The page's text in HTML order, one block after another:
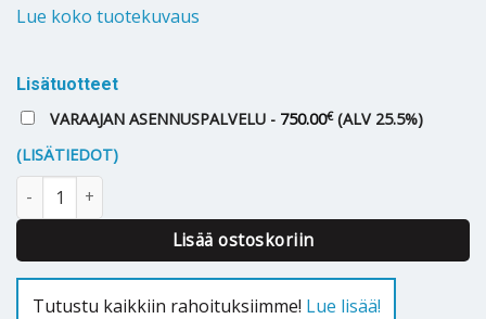
Lue koko tuotekuvaus
Lisätuotteet
VARAAJAN ASENNUSPALVELU - 750.00€ (ALV 25.5%)
(LISÄTIEDOT)
Lämminvesivaraaja Jäspi VLS 100 S Rst (saunamalli) määrä
Lisää ostoskoriin
Tutustu kaikkiin rahoituksiimme! Lue lisää!